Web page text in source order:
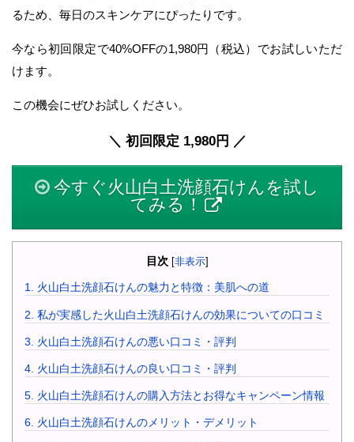
るため、毎日のスキンケアにぴったりです。
今なら初回限定で40%OFFの1,980円（税込）でお試しいただ
けます。
この機会にぜひお試しください。
＼ 初回限定 1,980円 ／
今すぐ火山白土洗顔石けんを試し
てみる！
目次 [非表示]
1. 火山白土洗顔石けんの魅力と特徴：美肌への道
2. 私が実感した火山白土洗顔石けんの効果についての口コミ
3. 火山白土洗顔石けんの悪い口コミ・評判
4. 火山白土洗顔石けんの良い口コミ・評判
5. 火山白土洗顔石けんの購入方法とお得なキャンペーン情報
6. 火山白土洗顔石けんのメリット・デメリット